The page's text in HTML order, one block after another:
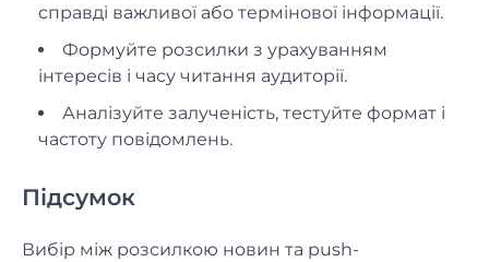
справді важливої або термінової інформації.
Формуйте розсилки з урахуванням
інтересів і часу читання аудиторії.
Аналізуйте залученість, тестуйте формат і
частоту повідомлень.
Підсумок
Вибір між розсилкою новин та push-